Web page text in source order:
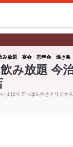
み放題 宴会 忘年会 焼き
み放題 今
まばりてっぱんやきとりとか